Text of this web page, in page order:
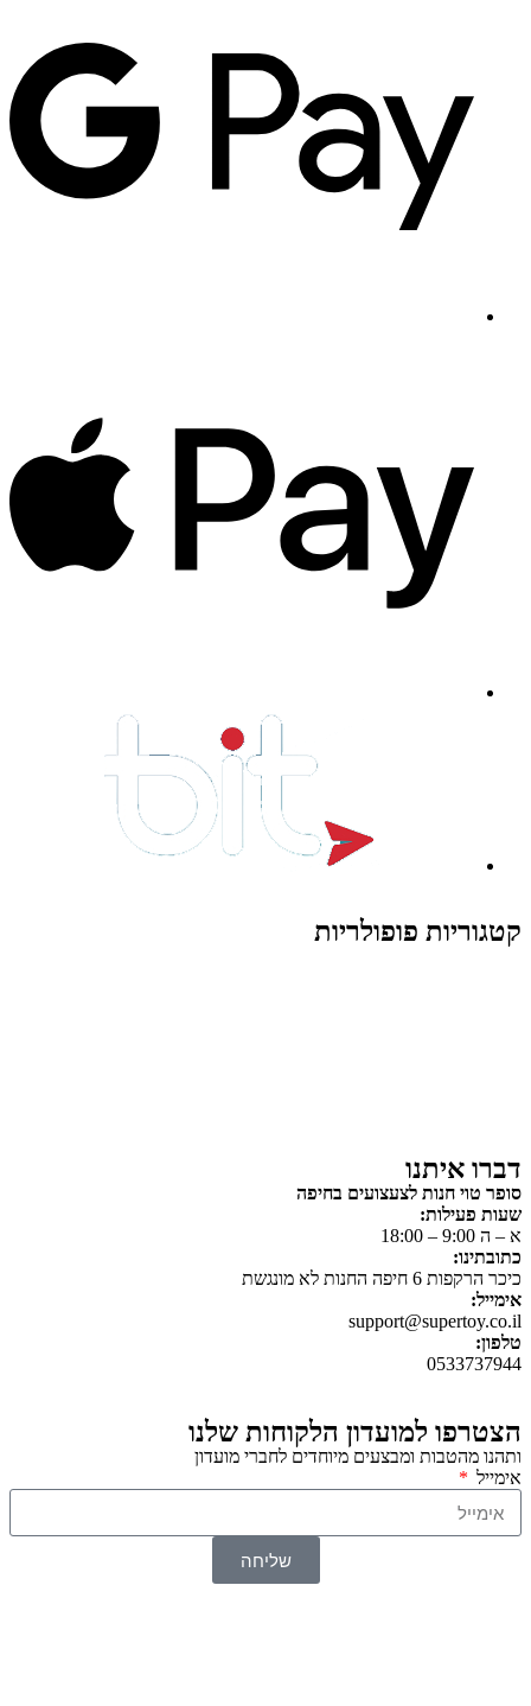
קטגוריות פופולריות
דברו איתנו
סופר טוי חנות לצעצועים בחיפה
שעות פעילות:
א – ה 9:00 – 18:00
כתובתינו:
כיכר הרקפות 6 חיפה החנות לא מונגשת
אימייל:
support@supertoy.co.il
טלפון:
0533737944
הצטרפו למועדון הלקוחות שלנו
ותהנו מהטבות ומבצעים מיוחדים לחברי מועדון
אימייל
שליחה